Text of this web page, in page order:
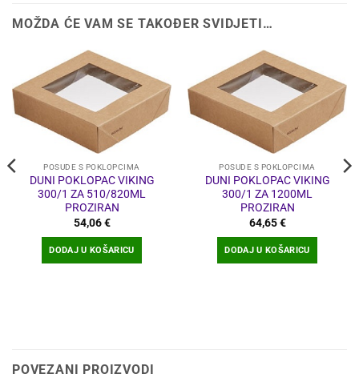
MOŽDA ĆE VAM SE TAKOĐER SVIDJETI…
POSUDE S POKLOPCIMA
DUNI POKLOPAC VIKING
300/1 ZA 510/820ML
PROZIRAN
54,06€
DODAJ U KOŠARICU
POSUDE S POKLOPCIMA
DUNI POKLOPAC VIKING
300/1 ZA 1200ML
PROZIRAN
64,65€
DODAJ U KOŠARICU
POVEZANI PROIZVODI